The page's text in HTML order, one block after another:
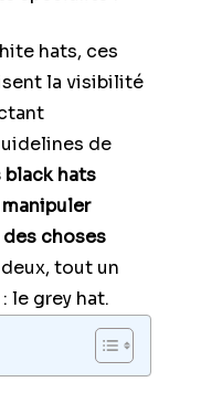
hats, ces
la visibilité
de
black hats
choses
tout un
le grey hat.